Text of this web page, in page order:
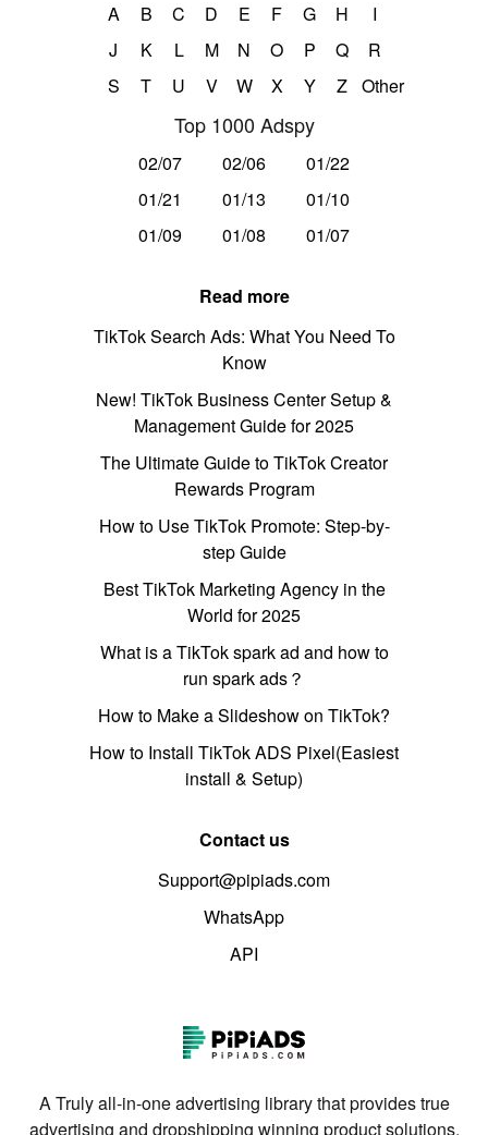
A B C D E F G H
I
J
K L M N O P Q
R
S
T U V W X Y Z Other
Top 1000 Adspy
02/07 02/06
01/22
01/21
01/13
01/10
01/09
01/08 01/07
Read more
TikTok Search Ads: What You Need To
Know
New! TikTok Business Center Setup &
Management Guide for 2025
The Ultimate Guide to TikTok Creator
Rewards Program
How to Use TikTok Promote: Step-by-
step Guide
Best TikTok Marketing Agency in the
World for 2025
What is a TikTok spark ad and how to
run spark ads？
How to Make a Slideshow on TikTok?
How to Install TikTok ADS Pixel(Easiest
install & Setup)
Contact us
Support@pipiads.com
WhatsApp
API
A Truly all-in-one advertising library that provides true
advertising and dropshipping winning product solutions.